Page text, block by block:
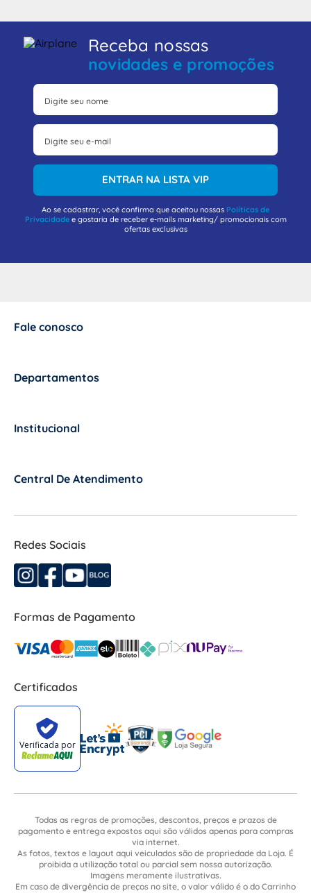
Receba nossas
novidades e promoções
ENTRAR NA LISTA VIP
Ao se cadastrar, você confirma que aceitou nossas Políticas de
Privacidadee gostaria de receber e-mails marketing/ promocionais com
ofertas exclusivas
Fale conosco
Departamentos
Institucional
Central De Atendimento
Redes Sociais
Formas de Pagamento
Certificados
Todas as regras de promoções, descontos, preços e prazos de
pagamento e entrega expostos aqui são válidos apenas para compras
via internet.
As fotos, textos e layout aqui veiculados são de propriedade da Loja. É
proibida a utilização total ou parcial sem nossa autorização.
Imagens meramente ilustrativas.
Em caso de divergência de preços no site, o valor válido é o do Carrinho